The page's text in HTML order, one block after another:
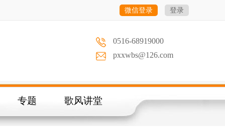
微信登录 登录
0516-68919000
pxxwbs@126.com
专题 歌风讲堂